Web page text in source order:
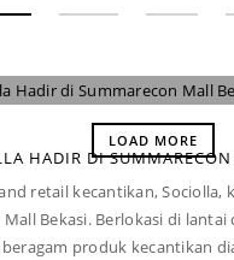
HADIR DI
retail kecantikan, Sociolla,
Bekasi. Berlokasi di lantai
produk kecantikan
LOAD MORE